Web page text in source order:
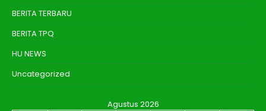
BERITA TERBARU
BERITA TPQ
HU NEWS
Uncategorized
Agustus 2026